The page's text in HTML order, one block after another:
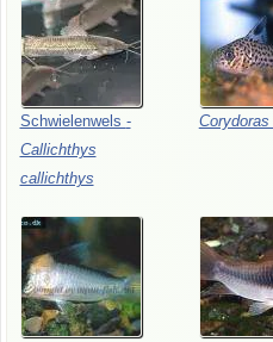
Schwielenwels -
Callichthys
callichthys
Corydoras